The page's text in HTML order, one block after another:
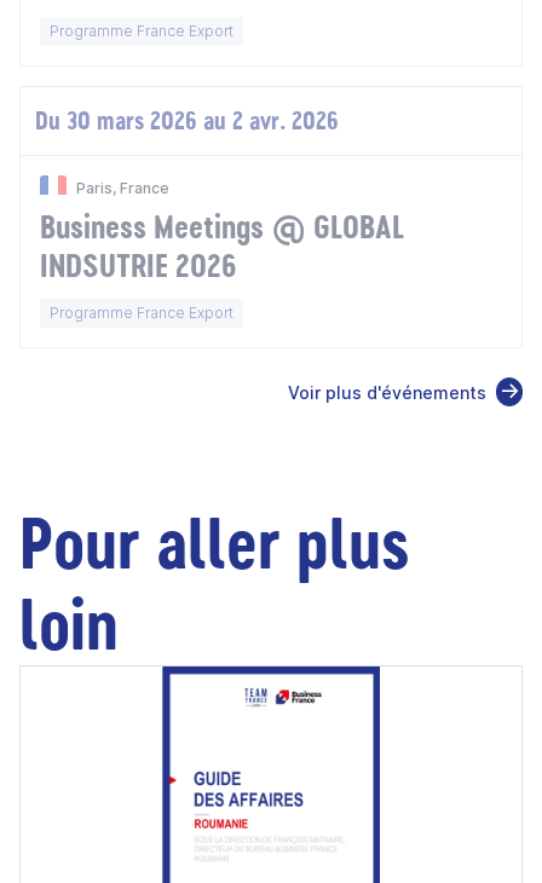
Programme France Export
Du 30 mars 2026 au 2 avr. 2026
Paris, France
Business Meetings @ GLOBAL
INDSUTRIE 2026
Programme France Export
Voir plus d'événements
Pour aller plus
loin